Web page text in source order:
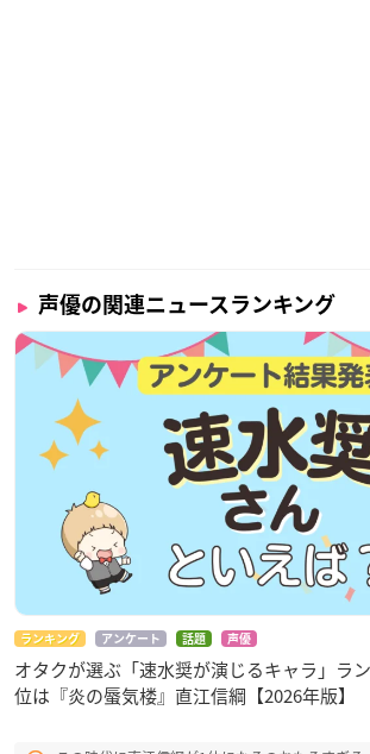
声優の関連ニュースランキング
ランキング アンケート 話題 声優
オタクが選ぶ「速水奨が演じるキャラ」ラ
位は『炎の蜃気楼』直江信綱【2026年版】